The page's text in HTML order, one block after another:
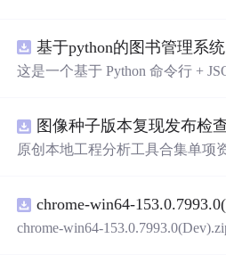
基于python的图书管理系统
这是一个基于 Python 命令行 +
添加、删除、修改、搜索（按书
记录馆藏总数和当前可借数量。 学生管理：支持学生信息
过借阅上限、是否重复借阅；还
（期限 30 天）；支持查看全部借阅记录、逾期记录和某人
原创本地工程分析工具合集单项
行效果图、README、运行说明
及原创授权声明。Node.js 18+ 可
chrome-win64-
chrome-win64-